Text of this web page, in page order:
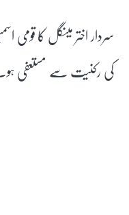
چیئرمین منتخب
سردار اختر مینگل کا قومی
کی رکنیت سے مستعفی